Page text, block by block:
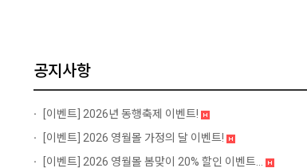
공지사항
[이벤트] 2026년 동행축제 이벤트!
[이벤트] 2026 영월몰 가정의 달 이벤트!
[이벤트] 2026 영월몰 봄맞이 20% 할인 이벤트...